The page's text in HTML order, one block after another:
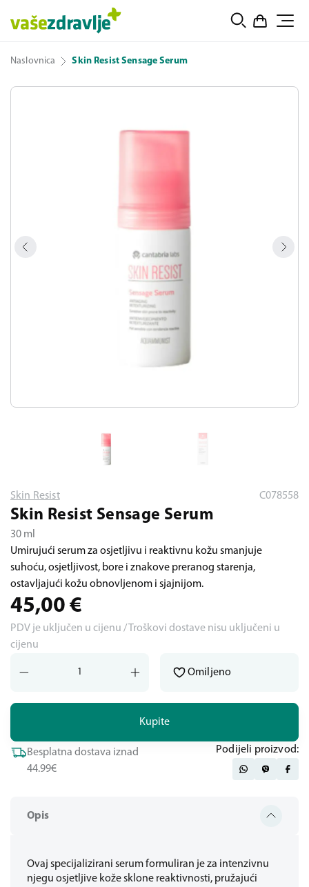
Naslovnica Skin Resist Sensage Serum
Opis
Ovaj specijalizirani serum formuliran je za intenzivnu
njegu osjetljive kože sklone reaktivnosti, pružajući
Skin Resist C078558
Skin Resist Sensage Serum
30 ml
Umirujući serum za osjetljivu i reaktivnu kožu smanjuje
suhoću, osjetljivost, bore i znakove preranog starenja,
ostavljajući kožu obnovljenom i sjajnijom.
45,00 €
PDV je uključen u cijenu / Troškovi dostave nisu uključeni u
cijenu
Kupite
Omiljeno
Besplatna dostava iznad
44.99€
Podijeli proizvod: